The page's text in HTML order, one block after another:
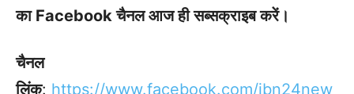
का Facebook चैनल आज ही सब्सक्राइब करें।
चैनल
लिंक: https://www.facebook.com/ibn24new